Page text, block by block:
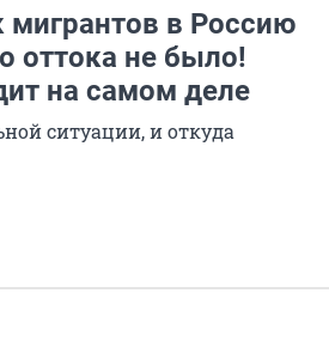
мигрантов в Россию
оттока не было!
на самом деле
ситуации, и откуда